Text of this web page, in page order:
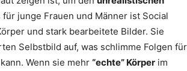
junge Frauen und Männer ist Social
und stark bearbeitete Bilder. Sie
Selbstbild auf, was schlimme Folgen für
Wenn sie mehr “echte” Körper im